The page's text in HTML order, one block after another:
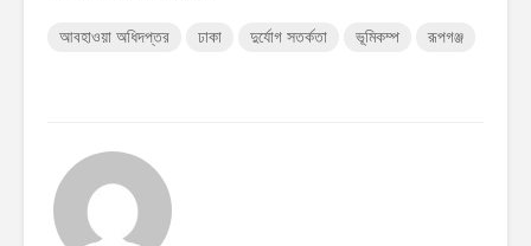
আবহাওয়া অধিদপ্তর ঢাকা দুর্যোগ সতর্কতা ভূমিকম্প রূপগঞ্জ